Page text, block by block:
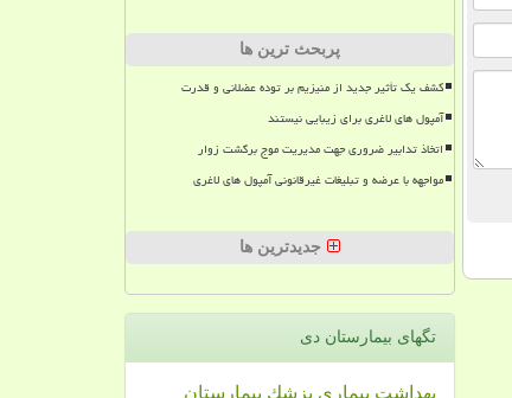
پربحث ترین ها
کشف یک تأثیر جدید از منیزیم بر توده عضلانی و قدرت
آمپول های لاغری برای زیبایی نیستند
اتخاذ تدابیر ضروری جهت مدیریت موج برگشت زوار
مواجهه با عرضه و تبلیغات غیرقانونی آمپول های لاغری
جدیدترین ها
تگهای بیمارستان دی
بهداشت بیماری پزشك بیمارستان